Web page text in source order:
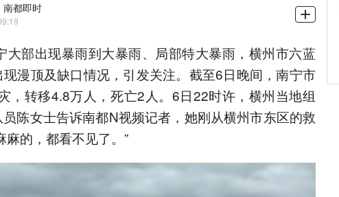
南都即时
大部出现暴雨到大暴雨、局部特大暴雨，横州市六蓝
漫顶及缺口情况，引发关注。截至6日晚间，南宁市
，转移4.8万人，死亡2人。6日22时许，横州当地组
陈女士告诉南都N视频记者，她刚从横州市东区的救
麻的，都看不见了。”